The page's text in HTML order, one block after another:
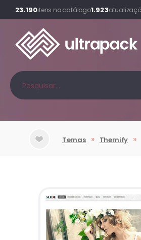
23.190itens no catálogo1.923
Temas » Themify »